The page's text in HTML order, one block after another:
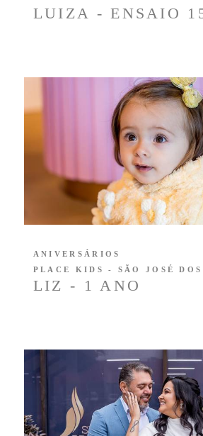
LUIZA - ENSAIO
LIZ - 1 ANO
ANIVERSÁRIOS
PLACE KIDS - SÃO JOSÉ